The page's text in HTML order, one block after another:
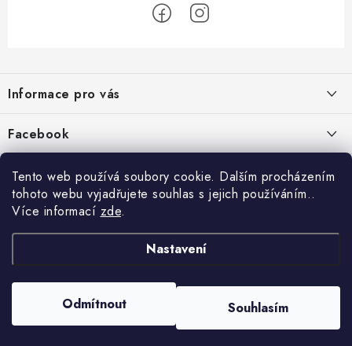
Tento web používá soubory cookie. Dalším procházením
tohoto webu vyjadřujete souhlas s jejich používáním..
Více informací zde.
Nastavení
Odmítnout Souhlasím
p
a
t
Informace pro vás
Obchodní podmínky
Podmínky ochrany osobních údajů
Reklamace
Online platby Comgate
Facebook
Vytvořil Shoptet
. Všechna práva vyhrazena.Upravit nastavení